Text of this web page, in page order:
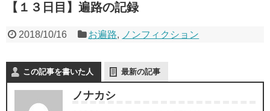
【１３日目】遍路の記録
2018/10/16 お遍路, ノンフィクション
この記事を書いた人 最新の記事
ノナカシ